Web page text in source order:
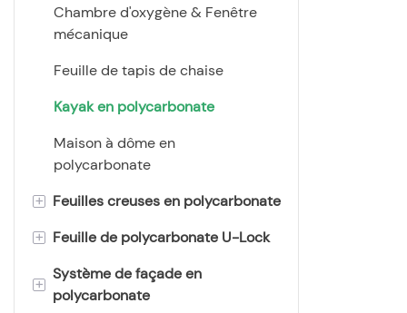
Chambre d'oxygène & Fenêtre
mécanique
Feuille de tapis de chaise
Kayak en polycarbonate
Maison à dôme en
polycarbonate
+ Feuilles creuses en polycarbonate
Feuille de polycarbonate à
Feuille de polycarbonate à
+ Feuille de polycarbonate U-Lock
Panneau en polycarbonate
multiwal verrouillé en U
+ Système de façade en
polycarbonate